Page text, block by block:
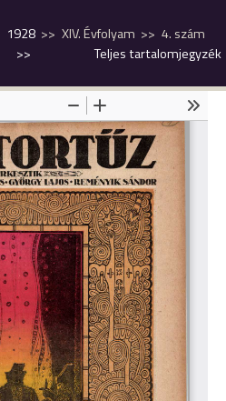
1928 XIV. Évfolyam
4. szám
>> Teljes tartalomjegyzék